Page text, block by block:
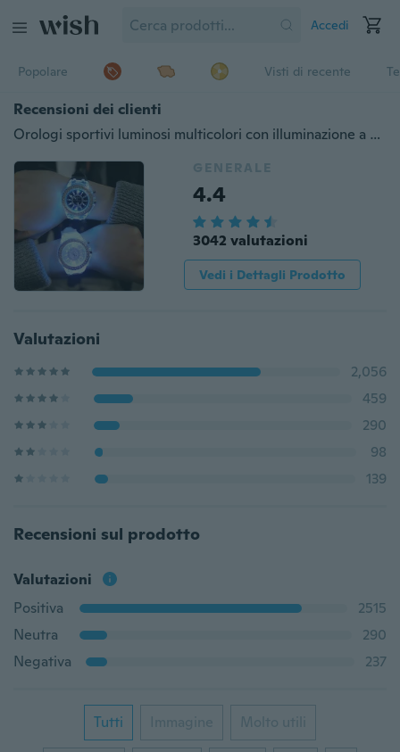
Accedi
Popolare Visti di recente
Recensioni dei clienti
Orologi sportivi luminosi multicolori con illuminazione a LED Orologi impermeabili in silicone Orologi da polso al quarzo
GENERALE
4.4
3042 valutazioni
Vedi i Dettagli Prodotto
Valutazioni
2,056
459
290
98
139
Recensioni sul prodotto
Valutazioni
Positiva
2515
Neutra
290
Negativa
237
Tutti Immagine Molto utili